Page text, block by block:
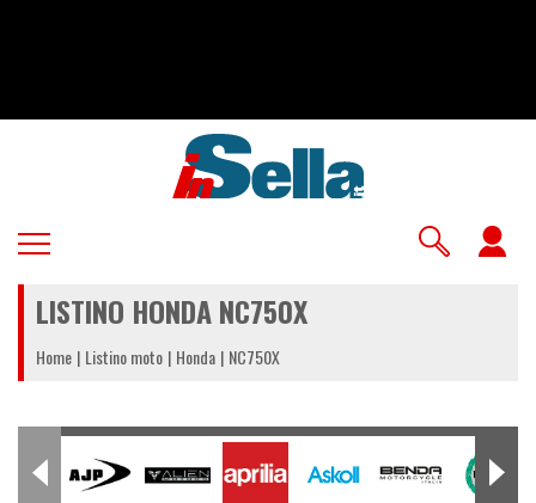
LISTINO HONDA NC750X
Home Listino moto Honda NC750X